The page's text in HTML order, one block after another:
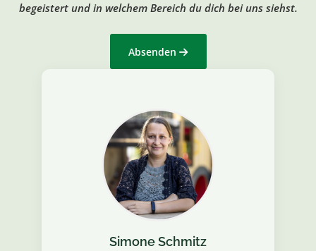
begeistert und in welchem Bereich du dich bei uns siehst.
Absenden
Simone Schmitz